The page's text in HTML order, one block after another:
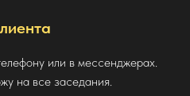
или в мессенджерах.
на все заседания.